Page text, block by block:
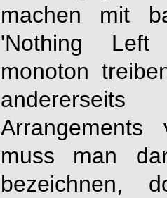
machen mit
'Nothing
monoton
muss man
bezeichnen,